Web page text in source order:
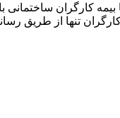
کارگران
تنها از طریق